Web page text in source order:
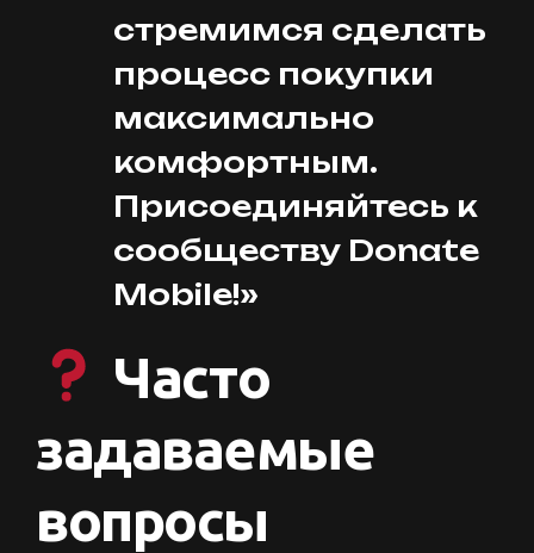
стремимся сделать
процесс покупки
максимально
комфортным.
Присоединяйтесь к
сообществу Donate
Mobile!»
Часто
задаваемые
вопросы